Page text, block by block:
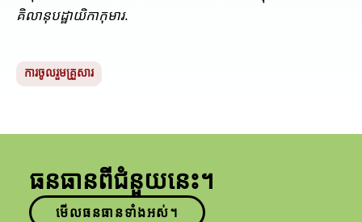
គិលានុបដ្ឋាយិកាកុមារ.
ការចូលរួមគ្រួសារ
ធនធានពីជំនួយនេះ។
មើលធនធានទាំងអស់។